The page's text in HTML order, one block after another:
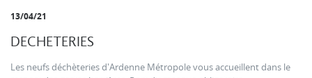
13/04/21
DECHETERIES
Les neufs déchèteries d'Ardenne Métropole vous accueillent dans le